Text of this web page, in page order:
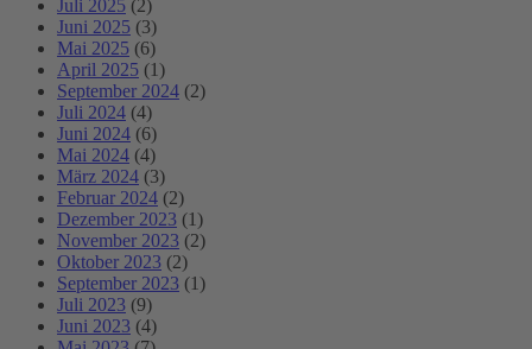
Juli 2025 (2)
Juni 2025 (3)
Mai 2025 (6)
April 2025 (1)
September 2024 (2)
Juli 2024 (4)
Juni 2024 (6)
Mai 2024 (4)
März 2024 (3)
Februar 2024 (2)
Dezember 2023 (1)
November 2023 (2)
Oktober 2023 (2)
September 2023 (1)
Juli 2023 (9)
Juni 2023 (4)